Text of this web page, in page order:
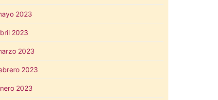
2023
2023
2023
2023
2023